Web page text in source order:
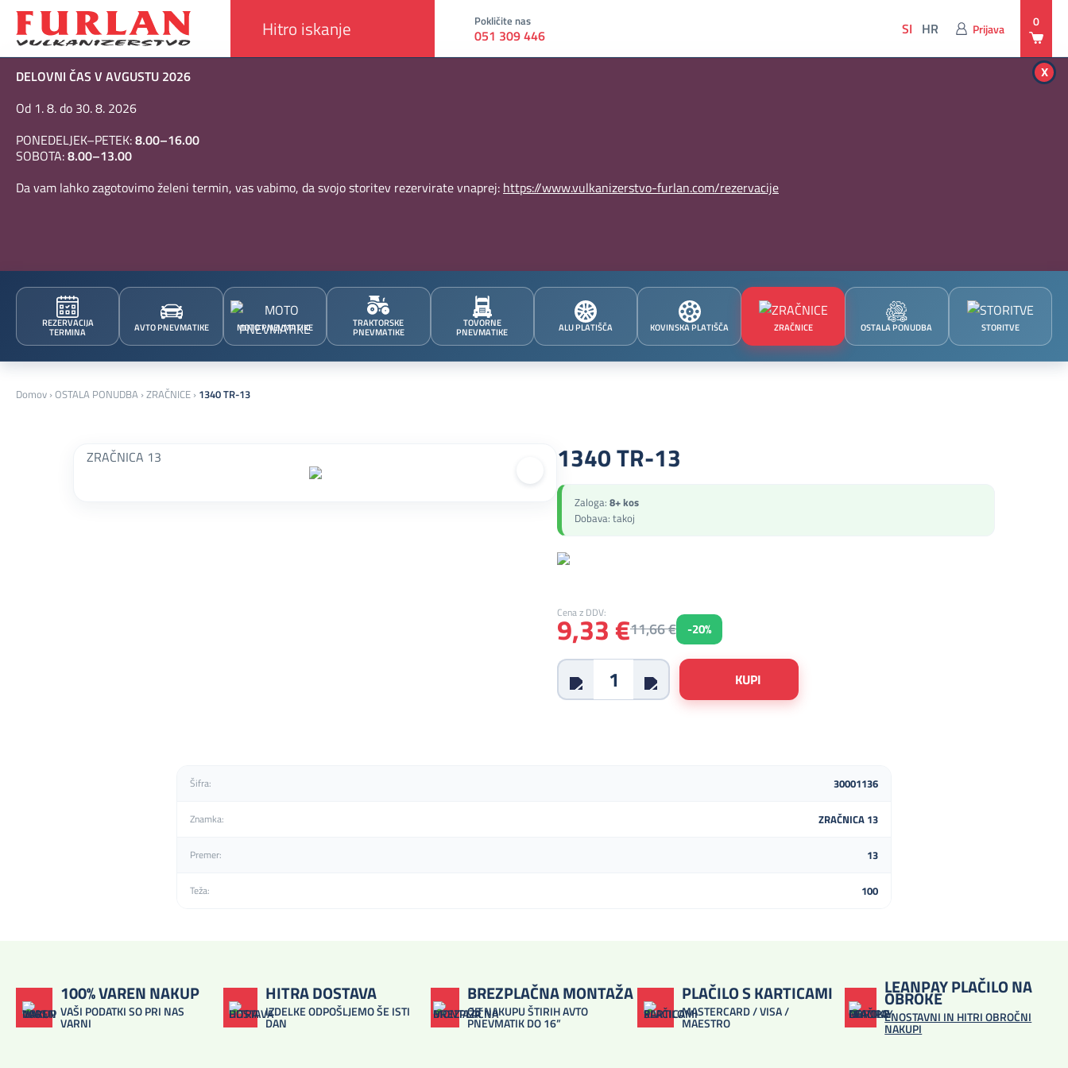
Pokličite nas
051 309 446 SI HR Prijava 0
DELOVNI ČAS V AVGUSTU 2026
Od 1. 8. do 30. 8. 2026
PONEDELJEK–PETEK:8.00–16.00
SOBOTA:8.00–13.00
Da vam lahko zagotovimo želeni termin, vas vabimo, da svojo storitev rezervirate vnaprej: https://www.vulkanizerstvo-furlan.com/rezervacije
x
REZERVACIJA
TERMINA AVTO PNEVMATIKE MOTO PNEVMATIKE TRAKTORSKE
PNEVMATIKE
TOVORNE
PNEVMATIKE ALU PLATIŠČA KOVINSKA PLATIŠČA ZRAČNICE OSTALA PONUDBA STORITVE
Domov ›OSTALA PONUDBA ›ZRAČNICE › 1340 TR-13
ZRAČNICA 13 1340 TR-13
Zaloga: 8+ kos
Dobava: takoj
Cena z DDV:
11,66 €
9,33 € -20%
Šifra: 30001136
Znamka: ZRAČNICA 13
Premer: 13
Teža: 100
100% VAREN NAKUP
VAŠI PODATKI SO PRI NAS
VARNI
HITRA DOSTAVA
IZDELKE ODPOŠLJEMO ŠE ISTI
DAN
BREZPLAČNA MONTAŽA
OB NAKUPU ŠTIRIH AVTO
PNEVMATIK DO 16”
PLAČILO S KARTICAMI
MASTERCARD / VISA /
MAESTRO
LEANPAY PLAČILO NA
OBROKE
ENOSTAVNI IN HITRI OBROČNI
NAKUPI